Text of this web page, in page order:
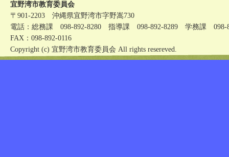
宜野湾市教育委員会
〒901-2203 沖縄県宜野湾市字野嵩730
電話：総務課 098-892-8280 指導課 098-892-8289 学務課 098-
FAX：098-892-0116
Copyright (c) 宜野湾市教育委員会 All rights resereved.